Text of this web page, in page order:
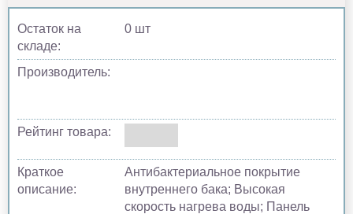
Остаток на
складе:
0 шт
Производитель:
Рейтинг товара:
Краткое
описание:
Антибактериальное покрытие
внутреннего бака; Высокая
скорость нагрева воды; Панель